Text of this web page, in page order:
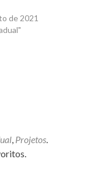
de 2021
Projetos